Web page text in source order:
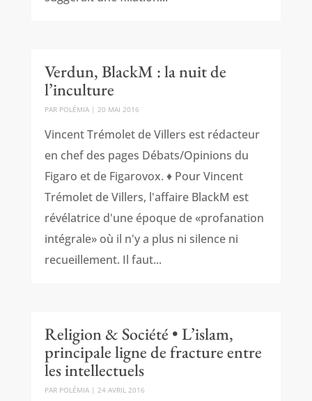
Verdun, BlackM : la nuit de
l’inculture
PAR POLÉMIA| 20 MAI 2016
Vincent Trémolet de Villers est rédacteur
en chef des pages Débats/Opinions du
Figaro et de Figarovox. ♦ Pour Vincent
Trémolet de Villers, l'affaire BlackM est
révélatrice d'une époque de «profanation
intégrale» où il n'y a plus ni silence ni
recueillement. Il faut...
Religion & Société • L’islam,
principale ligne de fracture entre
les intellectuels
PAR POLÉMIA| 24 AVRIL 2016